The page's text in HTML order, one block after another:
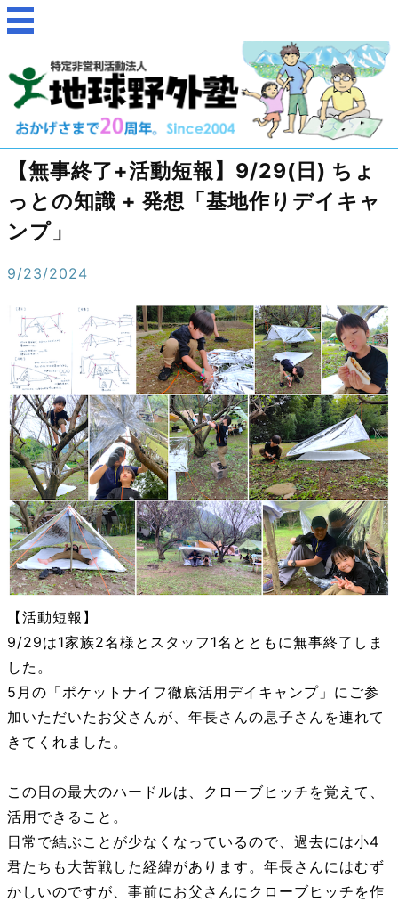
【無事終了+活動短報】9/29(日) ちょ
っとの知識 + 発想「基地作りデイキャ
ンプ」
9/23/2024
【活動短報】
9/29は1家族2名様とスタッフ1名とともに無事終了しま
した。
5月の「ポケットナイフ徹底活用デイキャンプ」にご参
加いただいたお父さんが、年長さんの息子さんを連れて
きてくれました。
この日の最大のハードルは、クローブヒッチを覚えて、
活用できること。
日常で結ぶことが少なくなっているので、過去には小4
君たちも大苦戦した経緯があります。年長さんにはむず
かしいのですが、事前にお父さんにクローブヒッチを作